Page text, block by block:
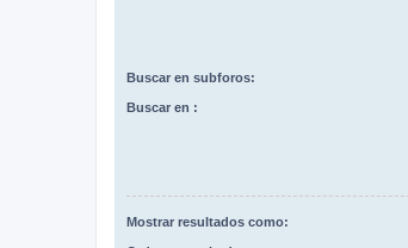
Buscar en subforos:
Buscar en :
Mostrar resultados como: